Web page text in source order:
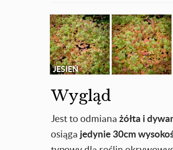
JESIEŃ
Wygląd
Jest to odmiana żółta i
osiąga jedynie 30cm